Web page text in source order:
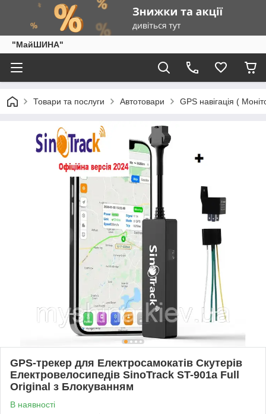
"МайШИНА"
Товари та послуги Автотовари GPS навігація (
GPS-трекер для Електросамокатів Скутерів
Електровелосипедів SinoTrack ST-901a Full
Original з Блокуванням
В наявності